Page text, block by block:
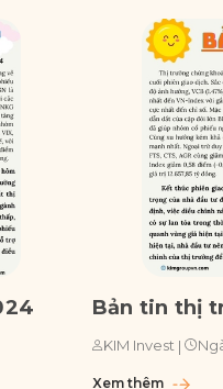
Bản tin thị
KIM Invest |
Xem thêm